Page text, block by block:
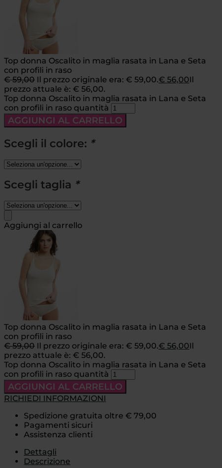
Top donna Oscalito in maglia rasata in Lana e Seta
con profili in raso
€59,00 Il prezzo originale era: € 59,00.€ 56,00Il
prezzo attuale è: € 56,00.
Top donna Oscalito in maglia rasata in Lana e Seta
con profili in raso quantità
AGGIUNGI AL CARRELLO
Scegli il colore: *
Scegli taglia *
Aggiungi al carrello
Top donna Oscalito in maglia rasata in Lana e Seta
con profili in raso
€59,00 Il prezzo originale era: € 59,00.€ 56,00Il
prezzo attuale è: € 56,00.
Top donna Oscalito in maglia rasata in Lana e Seta
con profili in raso quantità
AGGIUNGI AL CARRELLO
RICHIEDI INFORMAZIONI
Spedizione gratuita oltre € 79,00
Pagamenti sicuri
Assistenza clienti
Dettagli
Descrizione